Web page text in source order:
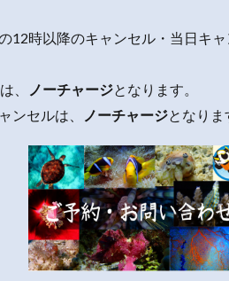
12時以降のキャンセル・当日キ
、
ノーチャージとなります。
ンセルは、
ノーチャージとなりま